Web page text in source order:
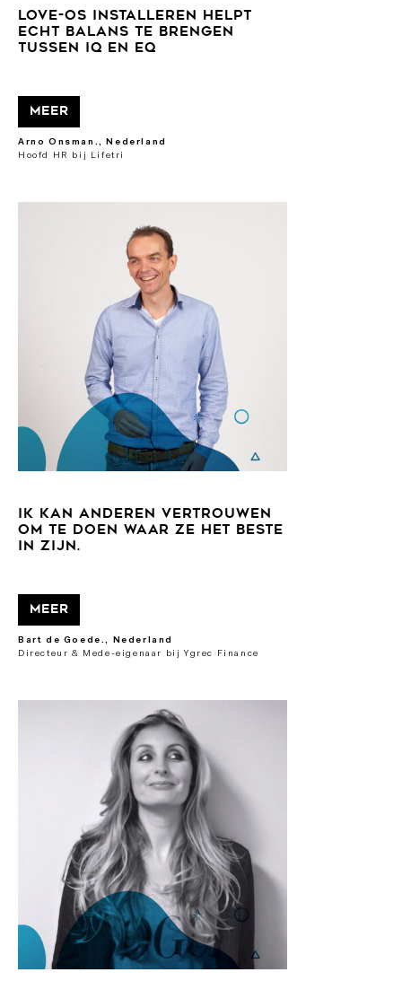
Love-OS installeren helpt
echt balans te brengen
tussen IQ en EQ
Meer
Arno Onsman., Nederland
Hoofd HR bij Lifetri
IK KAN ANDEREN VERTROUWEN
OM TE DOEN WAAR ZE HET BESTE
IN ZIJN.
Meer
Bart de Goede., Nederland
Directeur & Mede-eigenaar bij Ygrec Finance